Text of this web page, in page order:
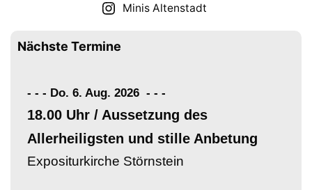
Minis Altenstadt
Nächste Termine
- - - Do. 6. Aug. 2026 - - -
18.00 Uhr / Aussetzung des
Allerheiligsten und stille Anbetung
Expositurkirche Störnstein